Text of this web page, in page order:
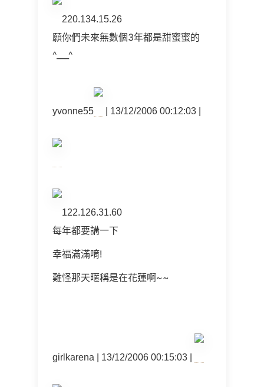
220.134.15.26
願你們未來無數個3年都是甜蜜蜜的
^___^
yvonne55 | 13/12/2006 00:12:03 |
122.126.31.60
每年都要講一下
幸福滿滿唷!
難怪那天暱稱是在花蓮啊~~
girlkarena | 13/12/2006 00:15:03 |